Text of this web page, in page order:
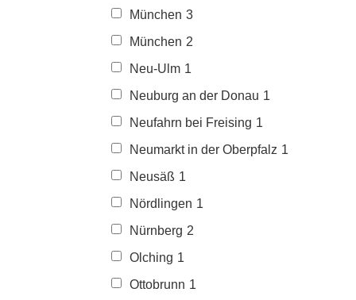
München 3
München 2
Neu-Ulm 1
Neuburg an der Donau 1
Neufahrn bei Freising 1
Neumarkt in der Oberpfalz 1
Neusäß 1
Nördlingen 1
Nürnberg 2
Olching 1
Ottobrunn 1